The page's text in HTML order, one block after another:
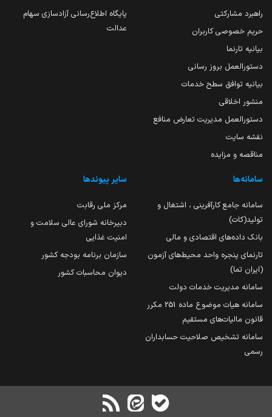
راهبرد مشارکتی
حریم خصوصی کاربران
بیانیه تارنما
دستورالعمل بروز رسانی
بیانیه توافق سطح خدمات
منشور اخلاقی
دستورالعمل مدیریت تعارض منافع
نقشه سایت
مناقصه و مزایده
پایگاه اطلاع‌رسانی آزادسازی سهام
عدالت
سامانه‌ها
سامانه جامع کارآفرینی ، اشتغال و
تولید(کات)
بانک داده‌های اقتصادی و مالی
تارنمای پنجره واحد محیط‌های آزمون
(ایران تما)
سامانه مدیریت خدمات دولت
سامانه هیات موضوع ماده 251 مکرر
قانون مالیات‌های مستقیم
سامانه تشخیص صلاحیت حسابداران
رسمی
سایر پیوندها
مرکز ملی رقابت
دبیرخانه شورای عالی سلامت و
امنیت غذایی
سازمان برنامه بودجه کشور
دیوان محاسبات کشور